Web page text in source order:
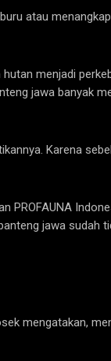
atau menangkap
menjadi
jawa banyak
Karena
PROFAUNA
jawa sudah
mengatakan,